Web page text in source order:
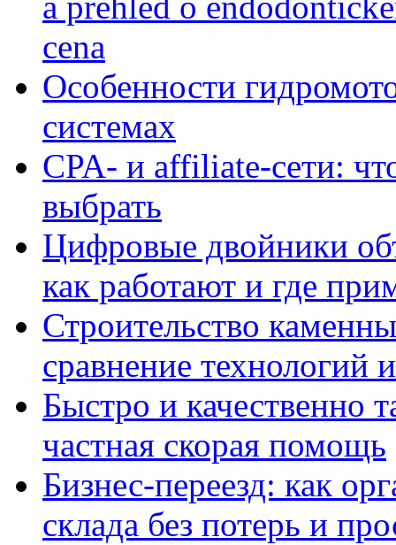
cena
Особенности
системах
CPA- и affiliate-сети:
выбрать
Цифровые двойники
как работают и где
Строительство
сравнение технологий
Быстро и качественно
частная скорая помощь
Бизнес-переезд: как
склада без потерь и